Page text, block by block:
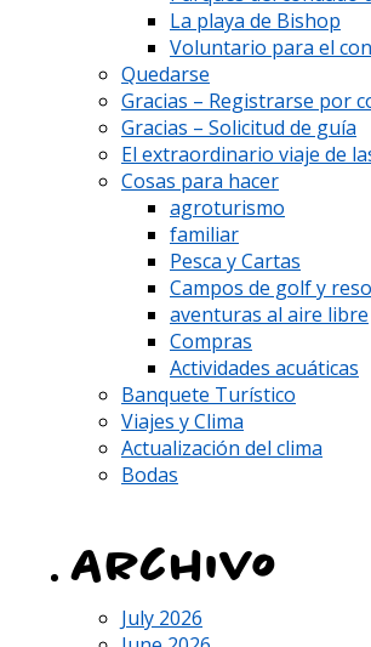
La playa de Bishop
Voluntario para el
Quedarse
Gracias – Registrarse por
Gracias – Solicitud de guía
El extraordinario viaje de
Cosas para hacer
agroturismo
familiar
Pesca y Cartas
Campos de golf y
aventuras al aire libre
Compras
Actividades acuáticas
Banquete Turístico
Viajes y Clima
Actualización del clima
Bodas
Archivo
July 2026